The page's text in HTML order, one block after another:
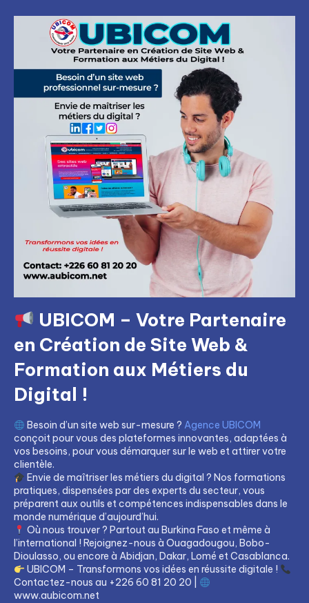
UBICOM – Votre Partenaire
en Création de Site Web &
Formation aux Métiers du
Digital !
Besoin d’un site web sur-mesure ? Agence UBICOM
conçoit pour vous des plateformes innovantes, adaptées à
vos besoins, pour vous démarquer sur le web et attirer votre
clientèle.
Envie de maîtriser les métiers du digital ? Nos formations
pratiques, dispensées par des experts du secteur, vous
préparent aux outils et compétences indispensables dans le
monde numérique d’aujourd’hui.
Où nous trouver ? Partout au Burkina Faso et même à
l’international ! Rejoignez-nous à Ouagadougou, Bobo-
Dioulasso, ou encore à Abidjan, Dakar, Lomé et Casablanca.
UBICOM – Transformons vos idées en réussite digitale !
Contactez-nous au +226 60 81 20 20 |
www.aubicom.net